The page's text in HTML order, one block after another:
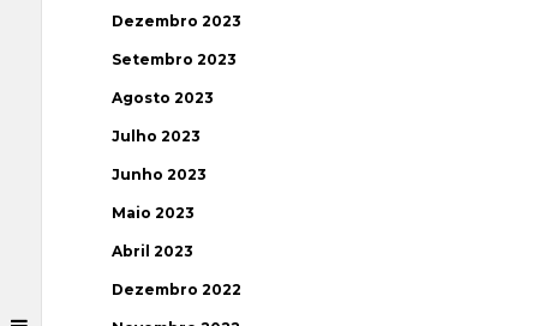
Dezembro 2023
Setembro 2023
Agosto 2023
Julho 2023
Junho 2023
Maio 2023
Abril 2023
Dezembro 2022